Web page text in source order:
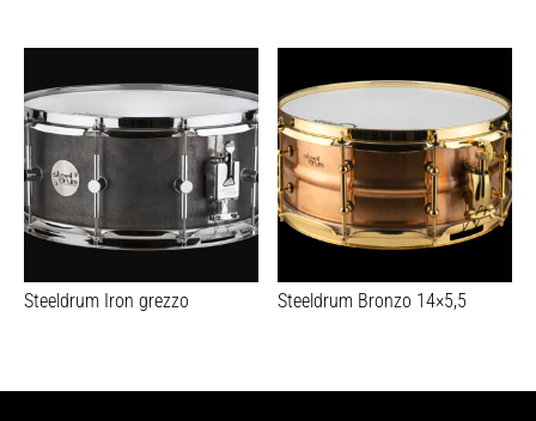
Steeldrum Iron grezzo Steeldrum Bronzo 14×5,5